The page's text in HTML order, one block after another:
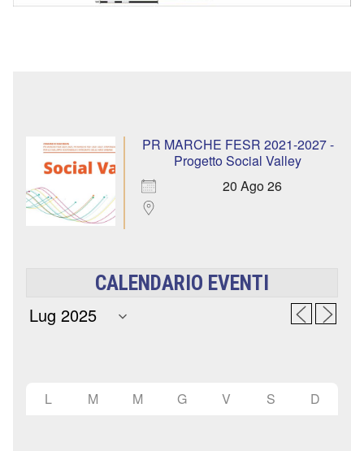
PR MARCHE FESR 2021-2027 -
Progetto Social Valley
20 Ago 26
CALENDARIO EVENTI
L M M G V S D